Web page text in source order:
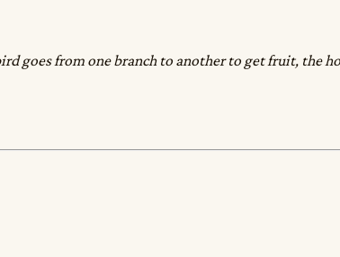
goes from one branch to another to get fruit, the